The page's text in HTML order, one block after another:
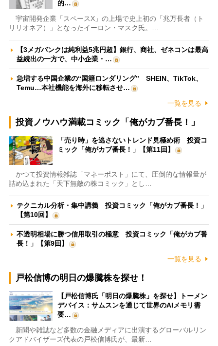
的…
宇宙開発企業「スペースX」の上場で史上初の「兆万長者（ト
リリオネア）」となったイーロン・マスク氏。…
【3メガバンクは純利益5兆円超】銀行、商社、ゼネコンは最高
益続出の一方で、中小企業・…
急増する中国企業の“国籍ロンダリング” SHEIN、TikTok、
Temu…本社機能を海外に移転させ…
一覧を見る
投資ノウハウ満載コミック「俺がカブ番長！」
「売り時」を逃さないトレンド見極め術 投資コ
ミック「俺がカブ番長！」【第11回】
かつて投資情報雑誌「マネーポスト」にて、圧倒的な情報量が
詰め込まれた「天下無敵の株コミック」とし…
テクニカル分析・集中講義 投資コミック「俺がカブ番長！」
【第10回】
不透明相場に勝つ信用取引の極意 投資コミック「俺がカブ番
長！」【第9回】
一覧を見る
戸松信博の明日の爆騰株を探せ！
【戸松信博氏「明日の爆騰株」を探せ】トーメン
デバイス：サムスンを通じて世界のAIメモリ需
要…
新聞や雑誌など多数の金融メディアに出演するグローバルリン
クアドバイザーズ代表の戸松信博氏が、最新…